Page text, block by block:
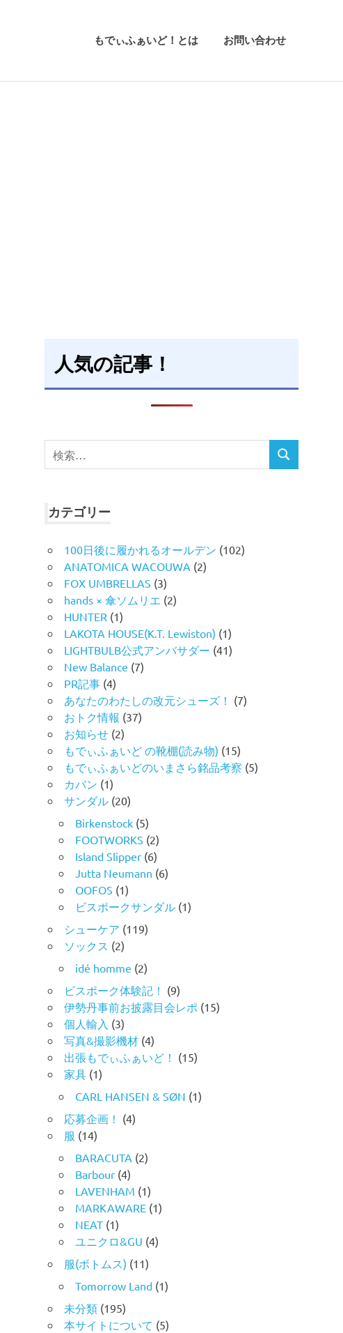
もでぃふぁいど！とは お問い合わせ
人気の記事！
検
索
検
カテゴリー
100日後に履かれるオールデン (102)
ANATOMICA WACOUWA (2)
FOX UMBRELLAS (3)
hands × 傘ソムリエ (2)
HUNTER (1)
LAKOTA HOUSE(K.T. Lewiston) (1)
LIGHTBULB公式アンバサダー (41)
New Balance (7)
PR記事 (4)
あなたのわたしの改元シューズ！ (7)
おトク情報 (37)
お知らせ (2)
もでぃふぁいど の靴棚(読み物) (15)
もでぃふぁいどのいまさら銘品考察 (5)
カバン (1)
サンダル (20)
Birkenstock (5)
FOOTWORKS (2)
Island Slipper (6)
Jutta Neumann (6)
OOFOS (1)
ビスポークサンダル (1)
シューケア (119)
ソックス (2)
idé homme (2)
ビスポーク体験記！ (9)
伊勢丹事前お披露目会レポ (15)
個人輸入 (3)
写真&撮影機材 (4)
出張もでぃふぁいど！ (15)
家具 (1)
CARL HANSEN & SØN (1)
応募企画！ (4)
服 (14)
BARACUTA (2)
Barbour (4)
LAVENHAM (1)
MARKAWARE (1)
NEAT (1)
ユニクロ&GU (4)
服(ボトムス) (11)
Tomorrow Land (1)
未分類 (195)
本サイトについて (5)